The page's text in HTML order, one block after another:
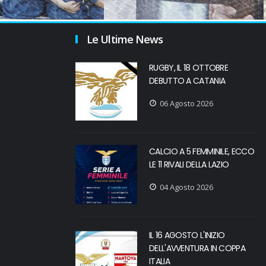
Le Ultime News
RUGBY, IL 18 OTTOBRE
DEBUTTO A CATANIA
06 Agosto 2026
CALCIO A 5 FEMMINILE, ECCO
LE 11 RIVALI DELLA LAZIO
04 Agosto 2026
IL 16 AGOSTO L'INIZIO
DELL'AVVENTURA IN COPPA
ITALIA